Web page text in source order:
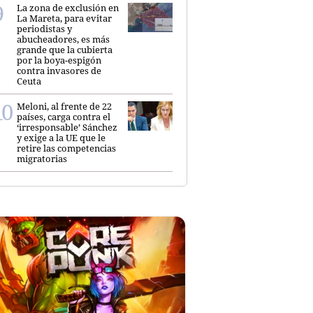
La zona de exclusión en
La Mareta, para evitar
periodistas y
abucheadores, es más
grande que la cubierta
por la boya-espigón
contra invasores de
Ceuta
Meloni, al frente de 22
países, carga contra el
‘irresponsable’ Sánchez
y exige a la UE que le
retire las competencias
migratorias